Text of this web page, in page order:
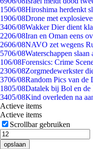
1506/08Hiroshima herdenkt
1906/08Drone met
3406/08Wakker Dier dient
2206/08Iran en Oman eens
2606/08NAVO zet wegens
5706/08Waterschappen
106/08Forensics: Crime
2306/08Zorgmedewerkster
3706/08Random Pics van de
1805/08Datalek bij Bol en de
3405/08Kind overleden na
Actieve items
Actieve items
Scrollbar gebruiken
opslaan